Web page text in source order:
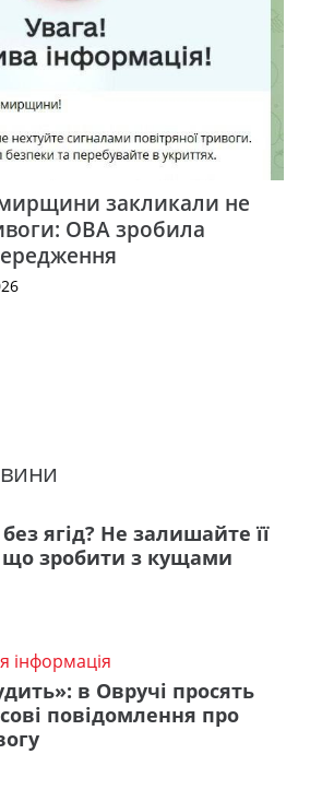
закликали не
ОВА зробила
ягід? Не залишайте її
що зробити з кущами
інформація
в Овручі просять
повідомлення про